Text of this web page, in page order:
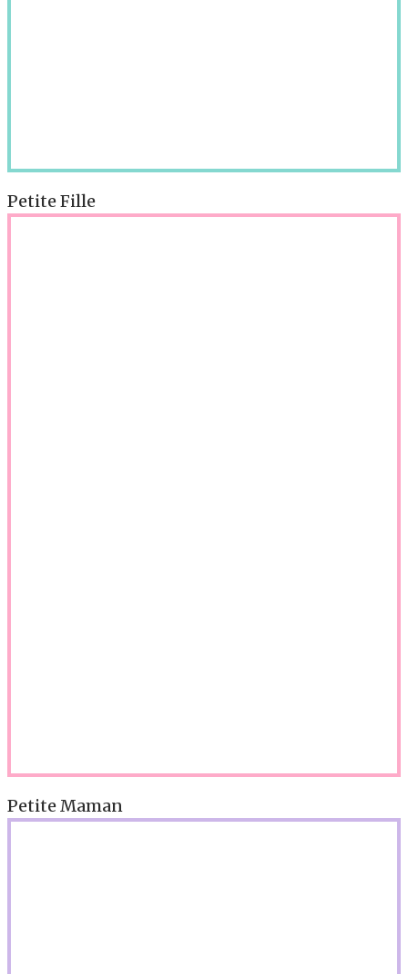
Petite Fille
Petite Maman